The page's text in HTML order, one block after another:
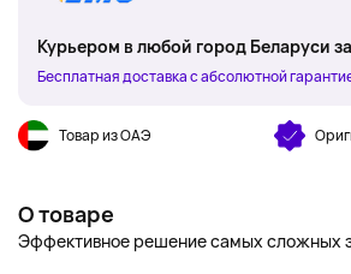
Курьером в любой город Беларуси
Бесплатная доставка с абсолютной
Товар из ОАЭ
О товаре
Эффективное решение самых сложных